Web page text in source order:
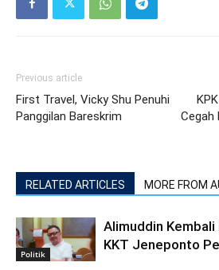
Previous article
First Travel, Vicky Shu Penuhi
Panggilan Bareskrim
Cegah
RELATED ARTICLES MORE FROM
Politik
Alimuddin
KKT Jeneponto